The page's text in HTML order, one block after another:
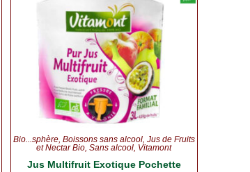
Bio...sphère, Boissons sans alcool, Jus de Fruits
et Nectar Bio ,Sans alcool Vitamont
Jus Multifruit Exotique Pochette